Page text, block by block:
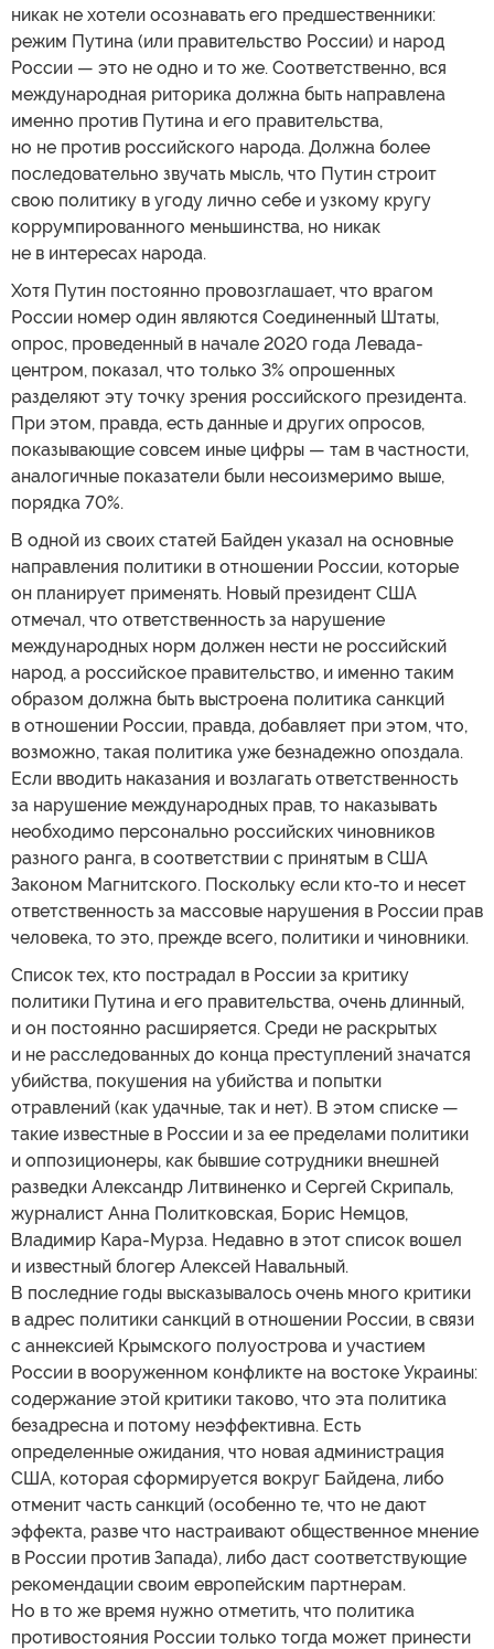
никак не хотели осознавать его предшественники:
режим Путина (или правительство России) и народ
России — это не одно и то же. Соответственно, вся
международная риторика должна быть направлена
именно против Путина и его правительства,
но не против российского народа. Должна более
последовательно звучать мысль, что Путин строит
свою политику в угоду лично себе и узкому кругу
коррумпированного меньшинства, но никак
не в интересах народа.
Хотя Путин постоянно провозглашает, что врагом
России номер один являются Соединенный Штаты,
опрос, проведенный в начале 2020 года Левада-
центром, показал, что только 3% опрошенных
разделяют эту точку зрения российского президента.
При этом, правда, есть данные и других опросов,
показывающие совсем иные цифры — там в частности,
аналогичные показатели были несоизмеримо выше,
порядка 70%.
В одной из своих статей Байден указал на основные
направления политики в отношении России, которые
он планирует применять. Новый президент США
отмечал, что ответственность за нарушение
международных норм должен нести не российский
народ, а российское правительство, и именно таким
образом должна быть выстроена политика санкций
в отношении России, правда, добавляет при этом, что,
возможно, такая политика уже безнадежно опоздала.
Если вводить наказания и возлагать ответственность
за нарушение международных прав, то наказывать
необходимо персонально российских чиновников
разного ранга, в соответствии с принятым в США
Законом Магнитского. Поскольку если кто-то и несет
ответственность за массовые нарушения в России прав
человека, то это, прежде всего, политики и чиновники.
Список тех, кто пострадал в России за критику
политики Путина и его правительства, очень длинный,
и он постоянно расширяется. Среди не раскрытых
и не расследованных до конца преступлений значатся
убийства, покушения на убийства и попытки
отравлений (как удачные, так и нет). В этом списке —
такие известные в России и за ее пределами политики
и оппозиционеры, как бывшие сотрудники внешней
разведки Александр Литвиненко и Сергей Скрипаль,
журналист Анна Политковская, Борис Немцов,
Владимир Кара-Мурза. Недавно в этот список вошел
и известный блогер Алексей Навальный.
В последние годы высказывалось очень много критики
в адрес политики санкций в отношении России, в связи
с аннексией Крымского полуострова и участием
России в вооруженном конфликте на востоке Украины:
содержание этой критики таково, что эта политика
безадресна и потому неэффективна. Есть
определенные ожидания, что новая администрация
США, которая сформируется вокруг Байдена, либо
отменит часть санкций (особенно те, что не дают
эффекта, разве что настраивают общественное мнение
в России против Запада), либо даст соответствующие
рекомендации своим европейским партнерам.
Но в то же время нужно отметить, что политика
противостояния России только тогда может принести